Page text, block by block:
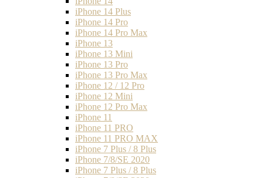
iPhone 14 Plus
iPhone 14 Pro
iPhone 14 Pro Max
iPhone 13
iPhone 13 Mini
iPhone 13 Pro
iPhone 13 Pro Max
iPhone 12 / 12 Pro
iPhone 12 Mini
iPhone 12 Pro Max
iPhone 11
iPhone 11 PRO
iPhone 11 PRO MAX
iPhone 7 Plus / 8 Plus
iPhone 7/8/SE 2020
iPhone 7 Plus / 8 Plus